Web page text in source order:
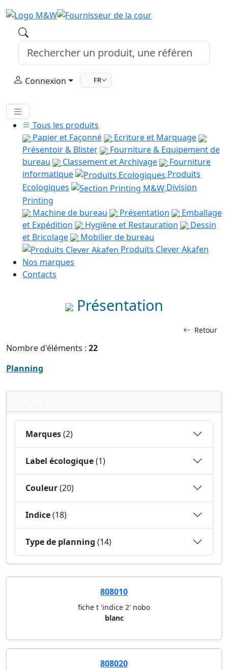
Connexion FR
Tous les produits
Papier et Façonné
Ecriture et Marquage
Présentoir & Blister
Fourniture & Equipement de
bureau
Classement et Archivage
Fourniture
informatique
Produits
Ecologiques
Division
Printing
Machine de bureau
Présentation
Emballage
et Expédition
Hygiène et Restauration
Dessin
et Bricolage
Mobilier de bureau
Produits Clever Akafen
Nos marques
Contacts
Présentation
Retour
Nombre d'éléments : 22
Planning
Marques(2)
Label écologique(1)
Couleur(20)
Indice(18)
Type de planning (14)
808010
fiche t 'indice 2' nobo
blanc
808020